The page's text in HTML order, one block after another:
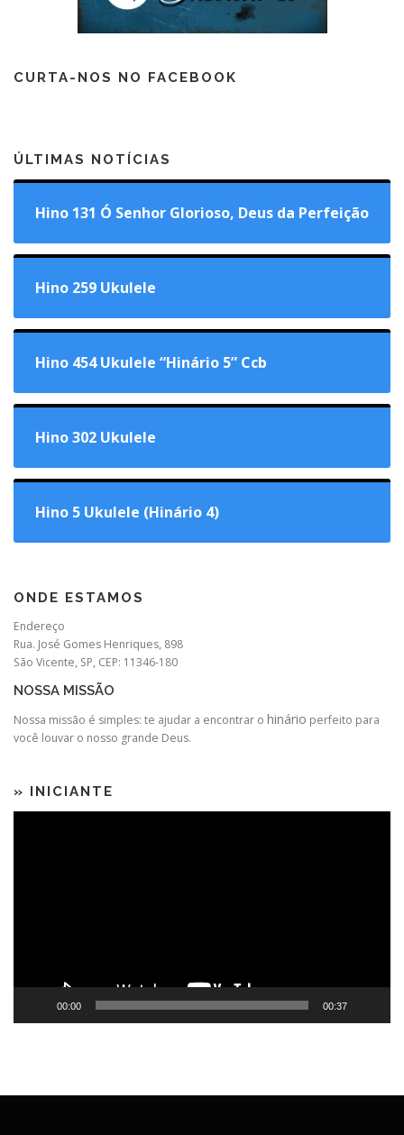
CURTA-NOS NO FACEBOOK
ÚLTIMAS NOTÍCIAS
Hino 131 Ó Senhor Glorioso, Deus da Perfeição
Hino 259 Ukulele
Hino 454 Ukulele “Hinário 5” Ccb
Hino 302 Ukulele
Hino 5 Ukulele (Hinário 4)
ONDE ESTAMOS
Endereço
Rua. José Gomes Henriques, 898
São Vicente, SP, CEP: 11346-180
NOSSA MISSÃO
Nossa missão é simples: te ajudar a encontrar o hinário perfeito para
você louvar o nosso grande Deus.
» INICIANTE
00:00 00:37